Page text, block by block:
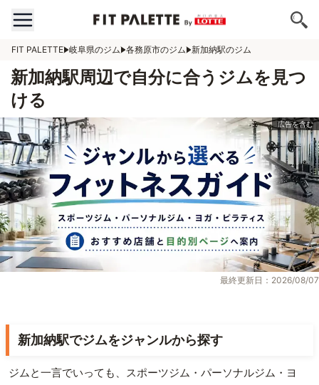
FIT PALETTE 岐阜県のジム 各務原市のジム 新加納駅のジム
新加納駅周辺で自分に合うジムを見つ
ける
最終更新日：2026/08/07
新加納駅でジムをジャンルから探す
ジムと一言でいっても、スポーツジム・パーソナルジム・ヨ